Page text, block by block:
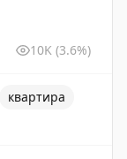
10K (3.6%)
квартира